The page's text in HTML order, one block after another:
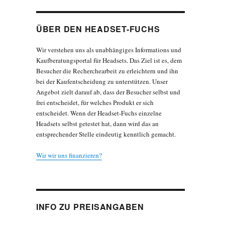
ÜBER DEN HEADSET-FUCHS
Wir verstehen uns als unabhängiges Informations und
Kaufberatungsportal für Headsets. Das Ziel ist es, dem
Besucher die Recherchearbeit zu erleichtern und ihn
bei der Kaufentscheidung zu unterstützen. Unser
Angebot zielt darauf ab, dass der Besucher selbst und
frei entscheidet, für welches Produkt er sich
entscheidet. Wenn der Headset-Fuchs einzelne
Headsets selbst getestet hat, dann wird das an
entsprechender Stelle eindeutig kenntlich gemacht.
Wir wir uns finanzieren?
INFO ZU PREISANGABEN